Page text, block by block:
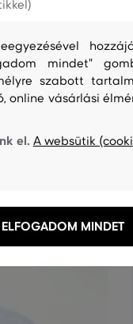
mindet"
szabott
online vásárlási
el. A websütik
ELFOGADOM MINDET